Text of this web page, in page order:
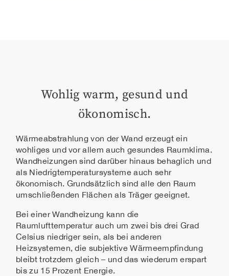
Wohlig warm, gesund und
ökonomisch.
Wärmeabstrahlung von der Wand erzeugt ein
wohliges und vor allem auch gesundes Raumklima.
Wandheizungen sind darüber hinaus behaglich und
als Niedrigtemperatursysteme auch sehr
ökonomisch. Grundsätzlich sind alle den Raum
umschließenden Flächen als Träger geeignet.
Bei einer Wandheizung kann die
Raumlufttemperatur auch um zwei bis drei Grad
Celsius niedriger sein, als bei anderen
Heizsystemen, die subjektive Wärmeempfindung
bleibt trotzdem gleich – und das wiederum erspart
bis zu 15 Prozent Energie.